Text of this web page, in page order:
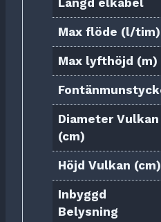
Längd elkabel
Max flöde (l/tim)
Max lyfthöjd (m)
Diameter Vulkan
(cm)
Höjd Vulkan (cm)
Inbyggd
Belysning